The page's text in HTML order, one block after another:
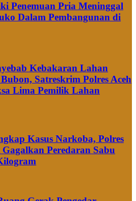
Penemuan Pria Meninggal
Dalam Pembangunan di
Kebakaran Lahan
Satreskrim Polres Aceh
Lima Pemilik Lahan
Kasus Narkoba, Polres
Peredaran Sabu